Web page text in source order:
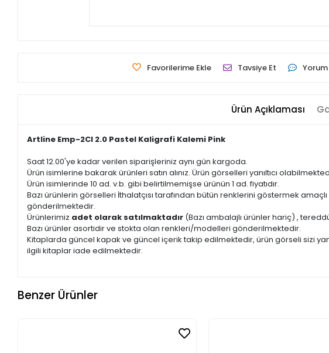
Favorilerime Ekle Tavsiye Et Yorum
Ürün Açıklaması
Artline Emp-2Cl 2.0 Pastel Kaligrafi Kalemi Pink
Saat 12.00'ye kadar verilen siparişleriniz aynı gün kargoda.
Ürün isimlerine bakarak ürünleri satın alınız. Ürün görselleri yanıltıcı
Ürün isimlerinde 10 ad. v.b. gibi belirtilmemişse ürünün 1 ad. fiyatıdır.
Bazı ürünlerin görselleri İthalatçısı tarafından bütün renklerini göstermek
gönderilmektedir.
Ürünlerimiz adet olarak satılmaktadır (Bazı ambalajlı ürünler hariç) ,
Bazı ürünler asortidir ve stokta olan renkleri/modelleri gönderilmektedir.
Kitaplarda güncel kapak ve güncel içerik takip edilmektedir, ürün görseli sizi
ilgili kitaplar iade edilmektedir.
Benzer Ürünler